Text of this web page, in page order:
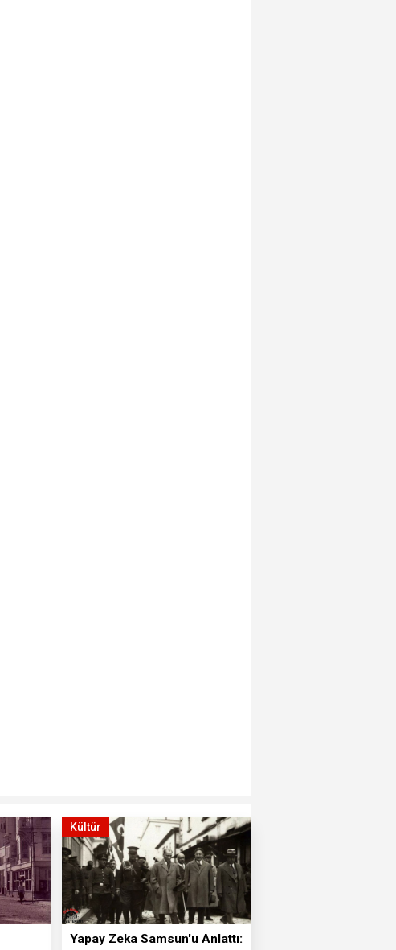
Kültür
Yapay Zeka Samsun'u Anlattı: